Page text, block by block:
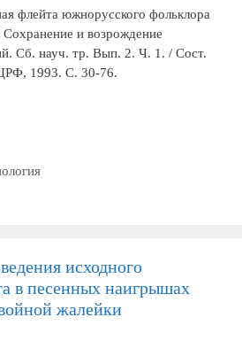
флейта южнорусского фольклора
и возрождение
Сб. науч. тр. Вып. 2. Ч. 1. / Сост.
1993. С. 30-76.
исходного
в песенных наигрышах
жалейки